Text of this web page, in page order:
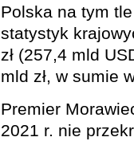
Polska na tym
statystyk
zł (257,4 mld
mld zł, w sumie
Premier
2021 r. nie